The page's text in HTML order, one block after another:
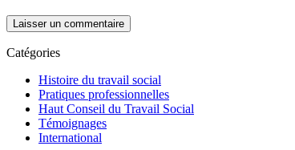
Catégories
Histoire du travail social
Pratiques professionnelles
Haut Conseil du Travail Social
Témoignages
International